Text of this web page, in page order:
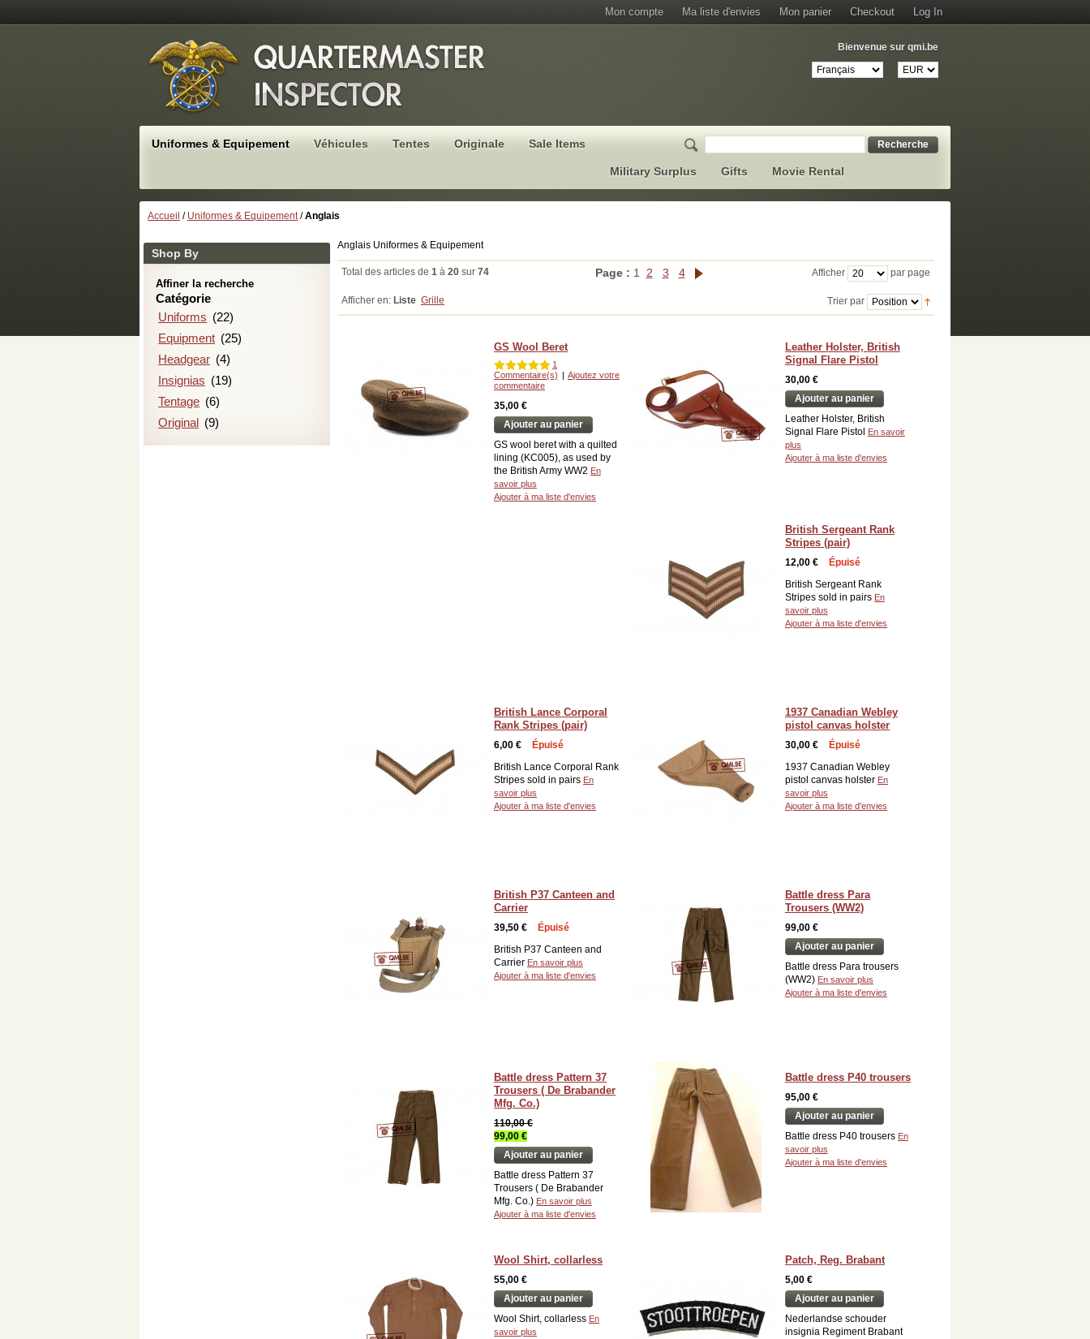
Mon compte Ma liste d'envies Mon panier Checkout Log In
Bienvenue sur qmi.be
Recherche
Uniformes & Equipement Véhicules Tentes Originale Sale Items
Military Surplus Gifts Movie Rental
Accueil / Uniformes & Equipement /Anglais
Anglais Uniformes & Equipement
Total des articles de 1 à 20 sur 74 Afficher par page
Page : 1 2 3 4
Afficher en: Liste Grille Trier par
GS Wool Beret
1
Commentaire(s) | Ajoutez votre
commentaire
35,00 €
Ajouter au panier
GS wool beret with a quilted
lining (KC005), as used by
the British Army WW2 En
savoir plus
Ajouter à ma liste d'envies
Leather Holster, British
Signal Flare Pistol
30,00 €
Ajouter au panier
Leather Holster, British
Signal Flare Pistol En savoir
plus
Ajouter à ma liste d'envies
British Sergeant Rank
Stripes (pair)
12,00 €
Épuisé
British Sergeant Rank
Stripes sold in pairs En
savoir plus
Ajouter à ma liste d'envies
British Lance Corporal
Rank Stripes (pair)
6,00 €
Épuisé
British Lance Corporal Rank
Stripes sold in pairs En
savoir plus
Ajouter à ma liste d'envies
1937 Canadian Webley
pistol canvas holster
30,00 €
Épuisé
1937 Canadian Webley
pistol canvas holster En
savoir plus
Ajouter à ma liste d'envies
British P37 Canteen and
Carrier
39,50 €
Épuisé
British P37 Canteen and
Carrier En savoir plus
Ajouter à ma liste d'envies
Battle dress Para
Trousers (WW2)
99,00 €
Ajouter au panier
Battle dress Para trousers
(WW2) En savoir plus
Ajouter à ma liste d'envies
Battle dress Pattern 37
Trousers ( De Brabander
Mfg. Co.)
110,00 €
99,00 €
Ajouter au panier
Battle dress Pattern 37
Trousers ( De Brabander
Mfg. Co.) En savoir plus
Ajouter à ma liste d'envies
Battle dress P40 trousers
95,00 €
Ajouter au panier
Battle dress P40 trousers En
savoir plus
Ajouter à ma liste d'envies
Wool Shirt, collarless
55,00 €
Ajouter au panier
Wool Shirt, collarless En
savoir plus
Patch, Reg. Brabant
5,00 €
Ajouter au panier
Nederlandse schouder
insignia Regiment Brabant
Shop By
Affiner la recherche
Catégorie
Uniforms (22)
Equipment (25)
Headgear (4)
Insignias (19)
Tentage (6)
Original (9)